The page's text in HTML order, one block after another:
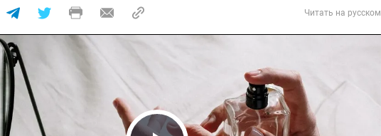
Читать на русском